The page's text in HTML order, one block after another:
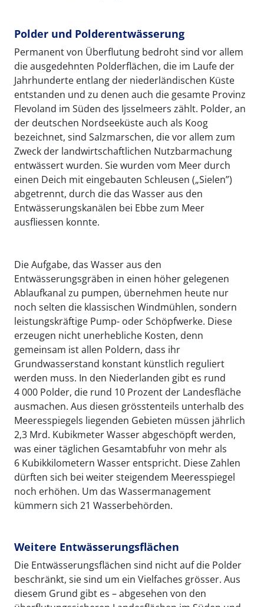
Polder und Polderentwässerung
Permanent von Überflutung bedroht sind vor allem
die ausgedehnten Polderflächen, die im Laufe der
Jahrhunderte entlang der niederländischen Küste
entstanden und zu denen auch die gesamte Provinz
Flevoland im Süden des Ijsselmeers zählt. Polder, an
der deutschen Nordseeküste auch als Koog
bezeichnet, sind Salzmarschen, die vor allem zum
Zweck der landwirtschaftlichen Nutzbarmachung
entwässert wurden. Sie wurden vom Meer durch
einen Deich mit eingebauten Schleusen („Sielen”)
abgetrennt, durch die das Wasser aus den
Entwässerungskanälen bei Ebbe zum Meer
ausfliessen konnte.
Die Aufgabe, das Wasser aus den
Entwässerungsgräben in einen höher gelegenen
Ablaufkanal zu pumpen, übernehmen heute nur
noch selten die klassischen Windmühlen, sondern
leistungskräftige Pump- oder Schöpfwerke. Diese
erzeugen nicht unerhebliche Kosten, denn
gemeinsam ist allen Poldern, dass ihr
Grundwasserstand konstant künstlich reguliert
werden muss. In den Niederlanden gibt es rund
4 000 Polder, die rund 10 Prozent der Landesfläche
ausmachen. Aus diesen grösstenteils unterhalb des
Meeresspiegels liegenden Gebieten müssen jährlich
2,3 Mrd. Kubikmeter Wasser abgeschöpft werden,
was einer täglichen Gesamtabfuhr von mehr als
6 Kubikkilometern Wasser entspricht. Diese Zahlen
dürften sich bei weiter steigendem Meeresspiegel
noch erhöhen. Um das Wassermanagement
kümmern sich 21 Wasserbehörden.
Weitere Entwässerungsflächen
Die Entwässerungsflächen sind nicht auf die Polder
beschränkt, sie sind um ein Vielfaches grösser. Aus
diesem Grund gibt es – abgesehen von den